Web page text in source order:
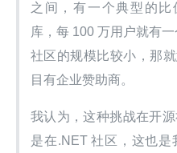
之间，有一个典型的
库，每 100 万用户就有
社区的规模比较小，那
目有企业赞助商。
我认为，这种挑战在开
是在.NET 社区，这也是